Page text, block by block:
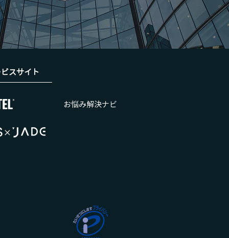
スサイト
お悩み解決ナビ